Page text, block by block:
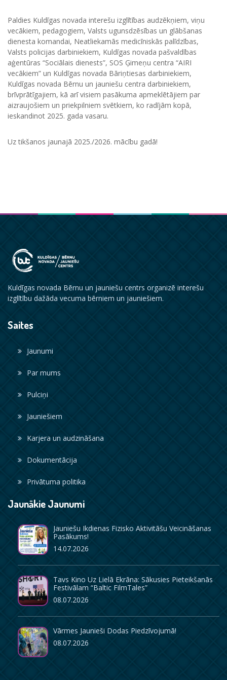
Paldies Kuldīgas novada interešu izglītības audzēkņiem, viņu
vecākiem, pedagogiem, Valsts ugunsdzēsības un glābšanas
dienesta komandai, Neatliekamās medicīniskās palīdzības,
Valsts policijas darbiniekiem, Kuldīgas novada pašvaldības
aģentūras “Sociālais dienests”, SOS Ģimeņu centra “AIRI
vecākiem” un Kuldīgas novada Bāriņtiesas darbiniekiem,
Kuldīgas novada Bērnu un jauniešu centra darbiniekiem,
brīvprātīgajiem, kā arī visiem pasākuma apmeklētājiem par
aizraujošiem un priekpilniem svētkiem, ko radījām kopā,
ieskandinot 2025. gada vasaru.
Uz tikšanos jaunajā 2025./2026. mācību gadā!
Kuldīgas novada Bērnu un jauniešu centrs organizē interešu
izglītību dažāda vecuma bērniem un jauniešiem.
Saites
Jaunumi
Par mums
Pulciņi
Jauniešiem
Karjera un audzināšana
Dokumentācija
Privātuma politika
Jaunākie Jaunumi
Jauniešu Ikdienas Fizisko Aktivitāšu Veicināšanas
Pasākums!
14.07.2026
Tavs Kino Uz Lielā Ekrāna: Sākusies Pieteikšanās
Festivālam “Baltic FilmTales”
08.07.2026
Vārmes Jaunieši Dodas Piedzīvojumā!
08.07.2026